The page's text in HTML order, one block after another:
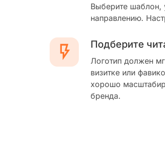
Выберите шаблон,
направлению.
Подберите
Логотип должен
визитке или
хорошо
бренда.